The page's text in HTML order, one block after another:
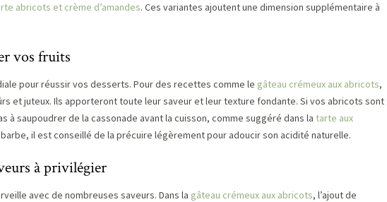
abricots et crème d’amandes. Ces variantes ajoutent une dimension supplémentaire à
vos fruits
pour réussir vos desserts. Pour des recettes comme le gâteau crémeux aux abricots,
et juteux. Ils apporteront toute leur saveur et leur texture fondante. Si vos abricots sont
à saupoudrer de la cassonade avant la cuisson, comme suggéré dans la tarte aux
il est conseillé de la précuire légèrement pour adoucir son acidité naturelle.
à privilégier
avec de nombreuses saveurs. Dans la gâteau crémeux aux abricots, l’ajout de